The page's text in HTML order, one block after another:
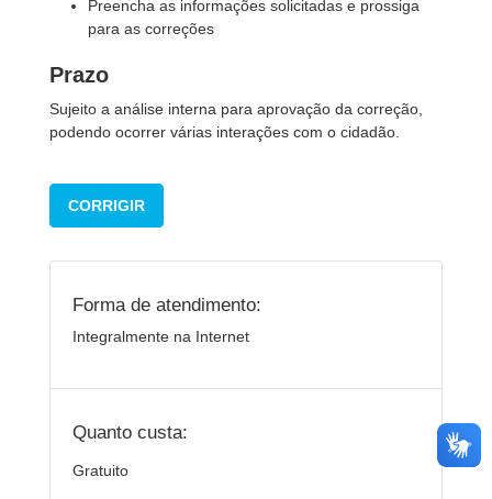
Preencha as informações solicitadas e prossiga
para as correções
Prazo
Sujeito a análise interna para aprovação da correção,
podendo ocorrer várias interações com o cidadão.
CORRIGIR
Forma de atendimento:
Integralmente na Internet
Quanto custa:
Gratuito